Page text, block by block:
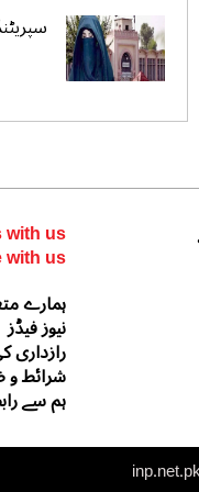
بی
with us
us
ہمارے
نیوز فیڈز
رازداری
شرائط و
ہم سے